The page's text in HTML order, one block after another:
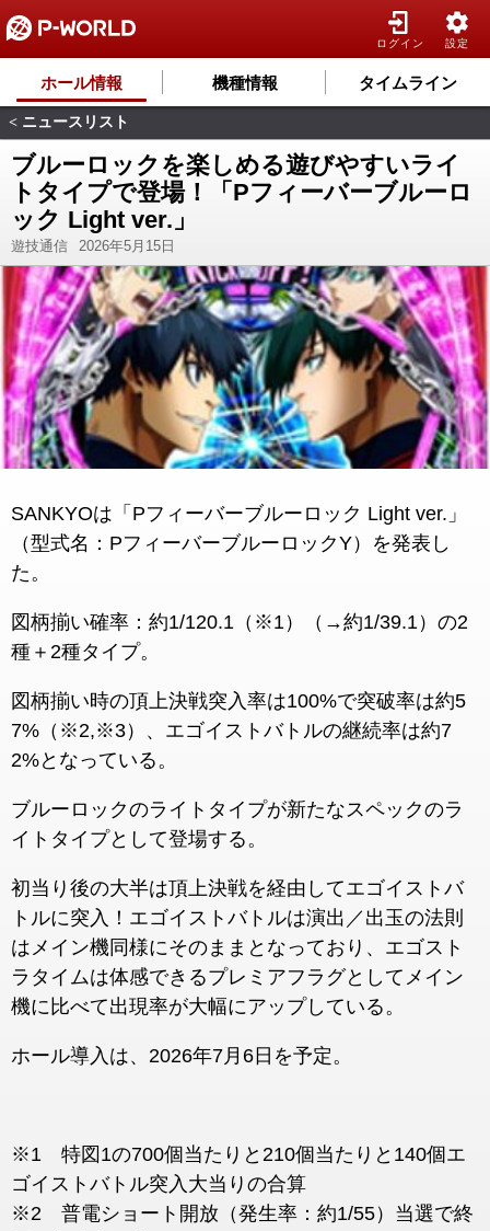
ログイン 設定
ホール情報 機種情報 タイムライン
< ニュースリスト
ブルーロックを楽しめる遊びやすいライ
トタイプで登場！「Pフィーバーブルーロ
ック Light ver.」
遊技通信 2026年5月15日
SANKYOは「Pフィーバーブルーロック Light ver.」
（型式名：PフィーバーブルーロックY）を発表し
た。
図柄揃い確率：約1/120.1（※1）（→約1/39.1）の2
種＋2種タイプ。
図柄揃い時の頂上決戦突入率は100%で突破率は約5
7%（※2,※3）、エゴイストバトルの継続率は約7
2%となっている。
ブルーロックのライトタイプが新たなスペックのラ
イトタイプとして登場する。
初当り後の大半は頂上決戦を経由してエゴイストバ
トルに突入！エゴイストバトルは演出／出玉の法則
はメイン機同様にそのままとなっており、エゴスト
ラタイムは体感できるプレミアフラグとしてメイン
機に比べて出現率が大幅にアップしている。
ホール導入は、2026年7月6日を予定。
※1 特図1の700個当たりと210個当たりと140個エ
ゴイストバトル突入大当りの合算
※2 普電ショート開放（発生率：約1/55）当選で終